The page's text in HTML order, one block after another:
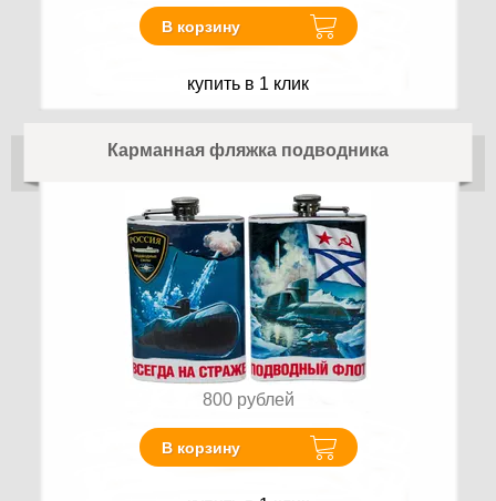
В корзину
купить в 1 клик
Карманная фляжка подводника
800 рублей
В корзину